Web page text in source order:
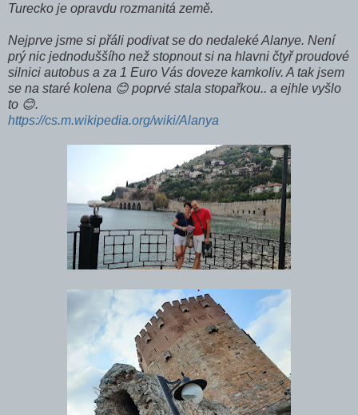
Turecko je opravdu rozmanitá země.
Nejprve jsme si přáli podivat se do nedaleké Alanye. Není
prý nic jednoduššího než stopnout si na hlavni čtyř proudové
silnici autobus a za 1 Euro Vás doveze kamkoliv. A tak jsem
se na staré kolena 😊 poprvé stala stopařkou.. a ejhle vyšlo
to 😊.
https://cs.m.wikipedia.org/wiki/Alanya